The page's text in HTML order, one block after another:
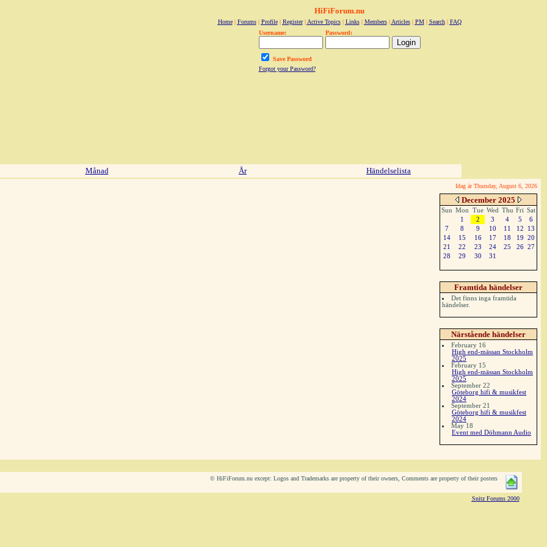
HiFiForum.nu
Home| Forums| Profile| Register| Active Topics| Links| Members| Articles| PM| Search| FAQ
Username:
Password:
Save Password
Forgot your Password?
Månad År Händelselista
Idag är Thursday, August 6, 2026
December 2025
Sun Mon Tue Wed Thu Fri Sat
1
2 3 4 5
6
7
8 9 10 11 12
13
14
15 16 17 18 19 20
21
22 23 24 25 26 27
28
29 30 31
Framtida händelser
Det finns inga framtida
händelser.
Närstående händelser
February 16
High end-mässan Stockholm
2025
February 15
High end-mässan Stockholm
2025
September 22
Göteborg hifi & musikfest
2024
September 21
Göteborg hifi & musikfest
2024
May 18
Event med Döhmann Audio
© HiFiForum.nu except: Logos and Trademarks are property of their owners, Comments are property of their posters
Snitz Forums 2000